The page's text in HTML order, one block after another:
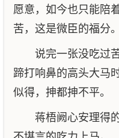
愿意，如今也只能陪
苦，这是微臣的福分
说完一张没吃过
蹄打响鼻的高头大马
似得，抻都抻不平。
蒋梧阙心安理得